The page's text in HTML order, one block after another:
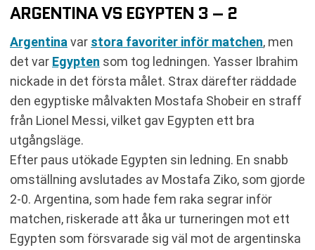
ARGENTINA VS EGYPTEN 3 – 2
Argentina var stora favoriter inför matchen, men
det var Egypten som tog ledningen. Yasser Ibrahim
nickade in det första målet. Strax därefter räddade
den egyptiske målvakten Mostafa Shobeir en straff
från Lionel Messi, vilket gav Egypten ett bra
utgångsläge.
Efter paus utökade Egypten sin ledning. En snabb
omställning avslutades av Mostafa Ziko, som gjorde
2-0. Argentina, som hade fem raka segrar inför
matchen, riskerade att åka ur turneringen mot ett
Egypten som försvarade sig väl mot de argentinska